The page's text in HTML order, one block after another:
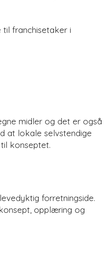
franchisetaker i
midler og det er også
at lokale selvstendige
konseptet.
forretningside.
opplæring og